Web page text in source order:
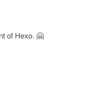
of Hexo. 🤗